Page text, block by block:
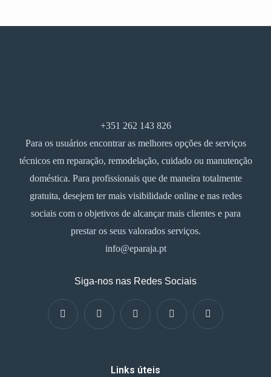
+351 262 143 826
Para os usuários encontrar as melhores opções de serviços
técnicos em reparação, remodelação, cuidado ou manutenção
doméstica. Para profissionais que de maneira totalmente
gratuita, desejem ter mais visibilidade online e nas redes
sociais com o objetivos de alcançar mais clientes e para
prestar os seus valorados serviços.
info@eparaja.pt
Siga-nos nas Redes Sociais
Links úteis